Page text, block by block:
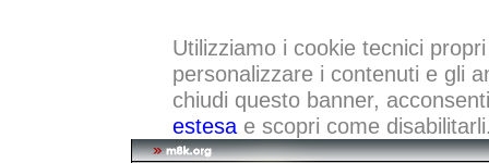
Utilizziamo i cookie tecnici
personalizzare i contenuti e gli
chiudi questo banner,
estesae scopri come